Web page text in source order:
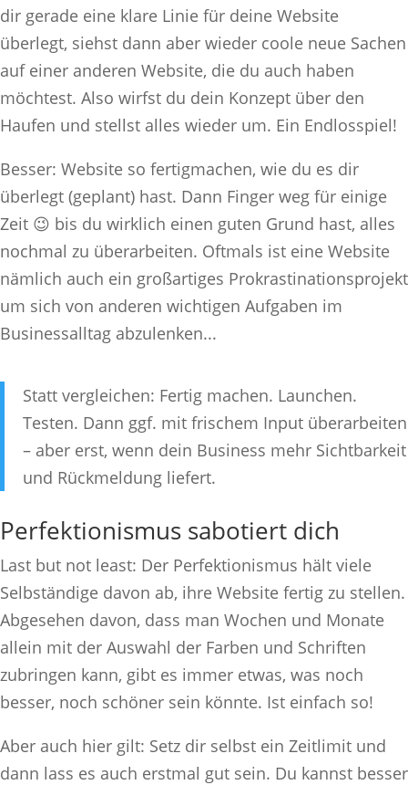
dir gerade eine klare Linie für deine Website
überlegt, siehst dann aber wieder coole neue Sachen
auf einer anderen Website, die du auch haben
möchtest. Also wirfst du dein Konzept über den
Haufen und stellst alles wieder um. Ein Endlosspiel!
Besser: Website so fertigmachen, wie du es dir
überlegt (geplant) hast. Dann Finger weg für einige
Zeit 😉 bis du wirklich einen guten Grund hast, alles
nochmal zu überarbeiten. Oftmals ist eine Website
nämlich auch ein großartiges Prokrastinationsprojekt
um sich von anderen wichtigen Aufgaben im
Businessalltag abzulenken...
Statt vergleichen: Fertig machen. Launchen.
Testen. Dann ggf. mit frischem Input überarbeiten
– aber erst, wenn dein Business mehr Sichtbarkeit
und Rückmeldung liefert.
Perfektionismus sabotiert dich
Last but not least: Der Perfektionismus hält viele
Selbständige davon ab, ihre Website fertig zu stellen.
Abgesehen davon, dass man Wochen und Monate
allein mit der Auswahl der Farben und Schriften
zubringen kann, gibt es immer etwas, was noch
besser, noch schöner sein könnte. Ist einfach so!
Aber auch hier gilt: Setz dir selbst ein Zeitlimit und
dann lass es auch erstmal gut sein. Du kannst besser